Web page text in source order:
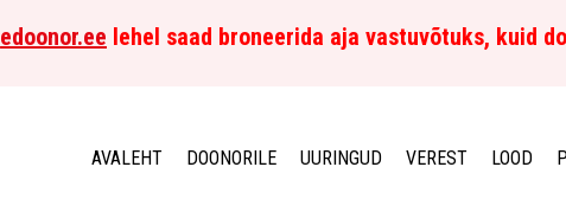
edoonor.ee lehel saad broneerida aja vastuvõtuks, kuid
AVALEHT DOONORILE UURINGUD VEREST LOOD